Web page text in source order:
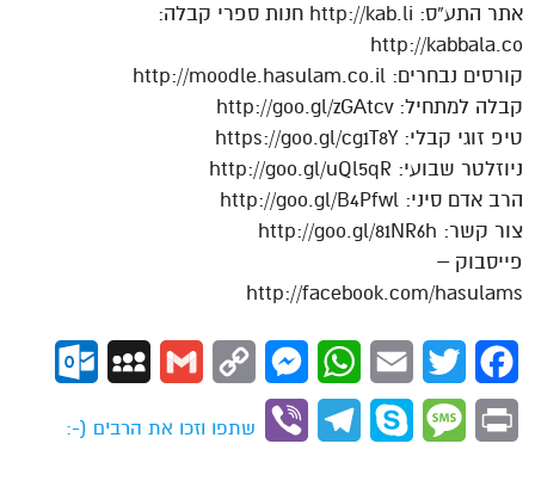
אתר התע”ס: http://kab.li חנות ספרי קבלה:
http://kabbala.co
קורסים נבחרים: http://moodle.hasulam.co.il
קבלה למתחיל: http://goo.gl/zGAtcv
טיפ זוגי קבלי: https://goo.gl/cg1T8Y
ניוזלטר שבועי: http://goo.gl/uQl5qR
הרב אדם סיני: http://goo.gl/B4Pfwl
צור קשר: http://goo.gl/81NR6h
פייסבוק –
http://facebook.com/hasulams
Facebook
Twitter
Email
WhatsApp
Messenger
Copy
Gmail
MySpace
Print
Message
Skype
Telegram
Viber
שתפו וזכו את הרבים (-: